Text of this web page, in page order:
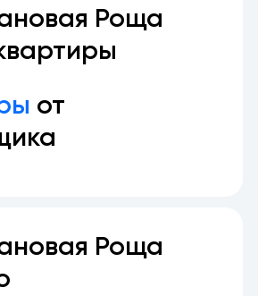
Роща
от
Роща